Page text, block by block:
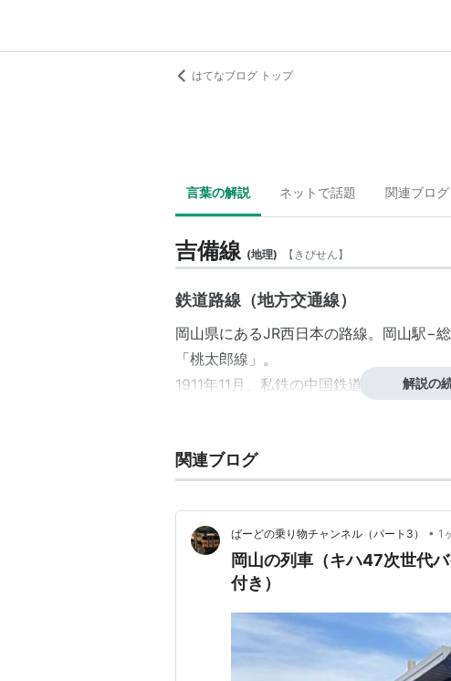
はてなブログ トップ
言葉の解説 ネットで話題 関連ブログ
吉備線 (地理) 【 きびせん】
鉄道路線（地方交通線）
岡山県にあるJR西日本の路線。 岡山駅−
「桃太郎線 」。
1911年11月、私鉄の中国鉄道により開通
駅名 よみ 接続路線
岡山駅 おかやま 山陽新幹
山陽本線・
備前三門駅 びぜんみかど
だいあんじ
びぜんいちのみや
解説の
関連ブログ
ばーどの乗り物チャンネル（パート3） • 1
岡山の列車（キハ47次世代
付き）